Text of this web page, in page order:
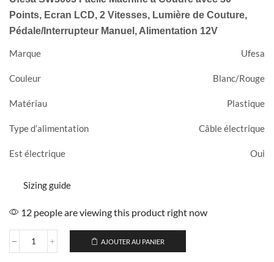
Points, Ecran LCD, 2 Vitesses, Lumière de Couture,
Pédale/Interrupteur Manuel, Alimentation 12V
Marque Ufesa
Couleur Blanc/Rouge
Matériau Plastique
Type d’alimentation Câble électrique
Est électrique Oui
Sizing guide
12 people are viewing this product right now
AJOUTER AU PANIER